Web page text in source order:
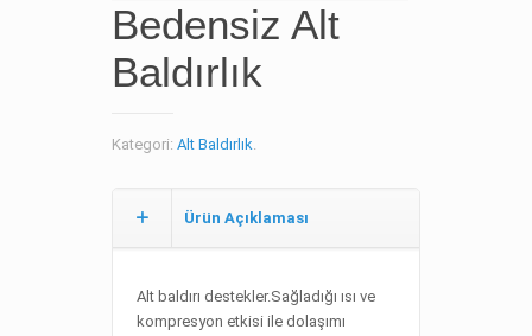
Bedensiz Alt
Baldırlık
Kategori: Alt Baldırlık.
Ürün Açıklaması
Alt baldırı destekler.Sağladığı ısı ve
kompresyon etkisi ile dolaşımı